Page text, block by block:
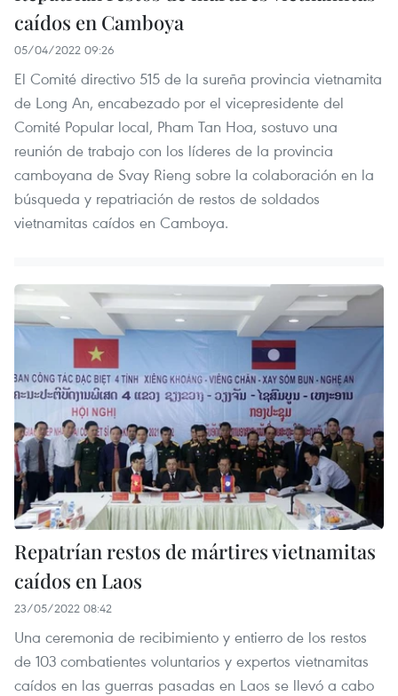
caídos en Camboya
05/04/2022 09:26
El Comité directivo 515 de la sureña provincia vietnamita
de Long An, encabezado por el vicepresidente del
Comité Popular local, Pham Tan Hoa, sostuvo una
reunión de trabajo con los líderes de la provincia
camboyana de Svay Rieng sobre la colaboración en la
búsqueda y repatriación de restos de soldados
vietnamitas caídos en Camboya.
Repatrían restos de mártires vietnamitas
caídos en Laos
23/05/2022 08:42
Una ceremonia de recibimiento y entierro de los restos
de 103 combatientes voluntarios y expertos vietnamitas
caídos en las guerras pasadas en Laos se llevó a cabo